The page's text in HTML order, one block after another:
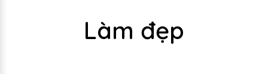
Làm đẹp